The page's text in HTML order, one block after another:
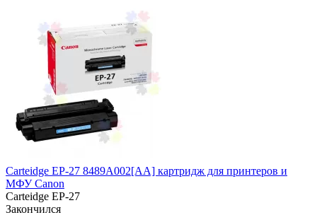
Carteidge EP-27 8489A002[AA] картридж для принтеров и
МФУ Canon
Carteidge EP-27
Закончился